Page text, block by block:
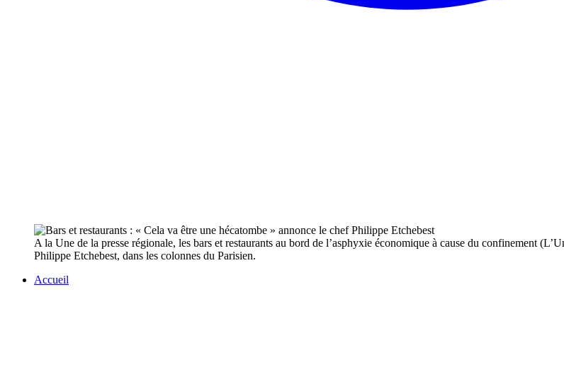
A la Une de la presse régionale, les bars et restaurants au bord de l’asphyxie économique à cause du confinement
Philippe Etchebest, dans les colonnes du Parisien.
Accueil